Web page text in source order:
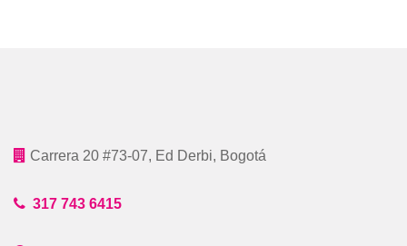
Carrera 20 #73-07, Ed Derbi, Bogotá
317 743 6415